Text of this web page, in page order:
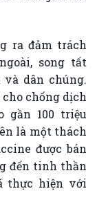
ra đảm trách
song tất
dân chúng.
chống dịch
gần 100 triệu
là một thách
được bán
đến tinh thần
thực hiện với